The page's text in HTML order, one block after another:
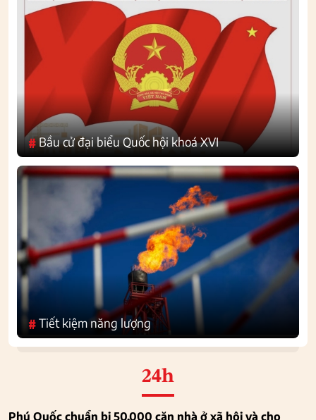
#Bầu cử đại biểu Quốc hội khoá XVI
#Tiết kiệm năng lượng
24h
Phú Quốc chuẩn bị 50.000 căn nhà ở xã hội và cho